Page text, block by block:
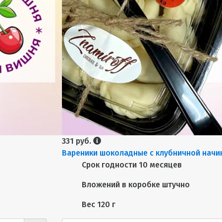
331 руб.
Вареники шоколадные с клубничной
Срок годности 10 месяцев
Вложений в коробке штучно
Вес 120 г